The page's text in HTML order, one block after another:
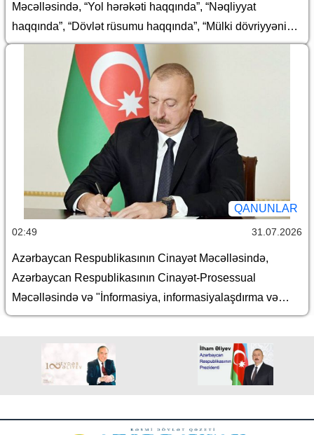
Məcəlləsində, “Yol hərəkəti haqqında”, “Nəqliyyat
haqqında”, “Dövlət rüsumu haqqında”, “Mülki dövriyyənin
müəyyən iştirakçılarına mənsub ola bilən və dövriyyədə
olmasına xüsusi icazə əsasında yol verilən (mülki
dövriyyəsi məhdudlaşdırılmış) əşyaların siyahısı
haqqında”, “Avtomobil nəqliyyatı haqqında” və “Aviasiya
haqqında” Azərbaycan Respublikasının qanunlarında
dəyişiklik edilməsi barədə
QANUNLAR
02:49 31.07.2026
Azərbaycan Respublikasının Cinayət Məcəlləsində,
Azərbaycan Respublikasının Cinayət-Prosessual
Məcəlləsində və "İnformasiya, informasiyalaşdırma və
informasiyanın mühafizəsi haqqında" Azərbaycan